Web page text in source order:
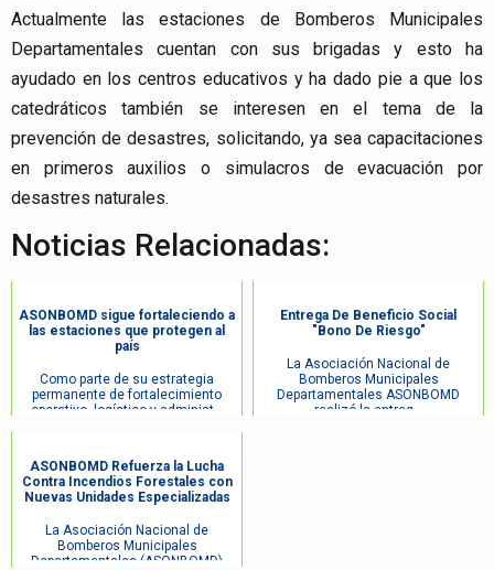
Actualmente las estaciones de Bomberos Municipales
Departamentales cuentan con sus brigadas y esto ha
ayudado en los centros educativos y ha dado pie a que los
catedráticos también se interesen en el tema de la
prevención de desastres, solicitando, ya sea capacitaciones
en primeros auxilios o simulacros de evacuación por
desastres naturales.
Noticias Relacionadas:
ASONBOMD sigue fortaleciendo a
las estaciones que protegen al
país
Como parte de su estrategia
permanente de fortalecimiento
operativo, logístico y administ...
Entrega De Beneficio Social
"Bono De Riesgo"
La Asociación Nacional de
Bomberos Municipales
Departamentales ASONBOMD
realizó la entreg...
ASONBOMD Refuerza la Lucha
Contra Incendios Forestales con
Nuevas Unidades Especializadas
La Asociación Nacional de
Bomberos Municipales
Departamentales (ASONBOMD)